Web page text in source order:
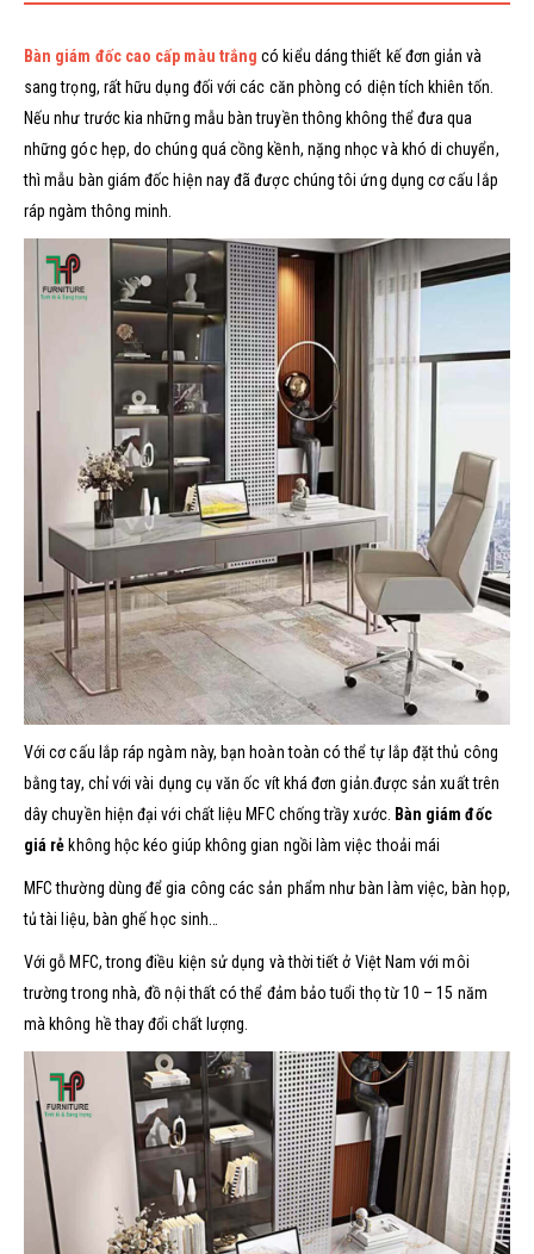
Bàn giám đốc cao cấp màu trắng có kiểu dáng thiết kế đơn giản và
sang trọng, rất hữu dụng đối với các căn phòng có diện tích khiên tốn.
Nếu như trước kia những mẫu bàn truyền thông không thể đưa qua
những góc hẹp, do chúng quá cồng kềnh, nặng nhọc và khó di chuyển,
thì mẫu bàn giám đốc hiện nay đã được chúng tôi ứng dụng cơ cấu lắp
ráp ngàm thông minh.
Với cơ cấu lắp ráp ngàm này, bạn hoàn toàn có thể tự lắp đặt thủ công
bằng tay, chỉ với vài dụng cụ văn ốc vít khá đơn giản.được sản xuất trên
dây chuyền hiện đại với chất liệu MFC chống trầy xước. Bàn giám đốc
giá rẻ không hộc kéo giúp không gian ngồi làm việc thoải mái
MFC thường dùng để gia công các sản phẩm như bàn làm việc, bàn họp,
tủ tài liệu, bàn ghế học sinh…
Với gỗ MFC, trong điều kiện sử dụng và thời tiết ở Việt Nam với môi
trường trong nhà, đồ nội thất có thể đảm bảo tuổi thọ từ 10 – 15 năm
mà không hề thay đổi chất lượng.